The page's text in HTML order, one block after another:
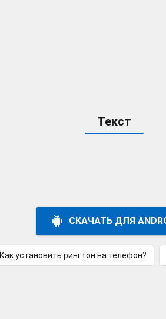
Текст
СКАЧАТЬ ДЛЯ
Как установить рингтон на телефон?